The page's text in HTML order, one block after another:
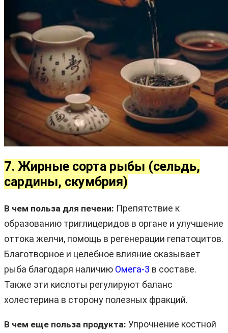
7. Жирные сорта рыбы (сельдь,
сардины, скумбрия)
В чем польза для печени: Препятствие к
образованию триглицеридов в органе и улучшение
оттока желчи, помощь в регенерации гепатоцитов.
Благотворное и целебное влияние оказывает
рыба благодаря наличию Омега-3 в составе.
Также эти кислоты регулируют баланс
холестерина в сторону полезных фракций.
В чем еще польза продукта: Упрочнение костной